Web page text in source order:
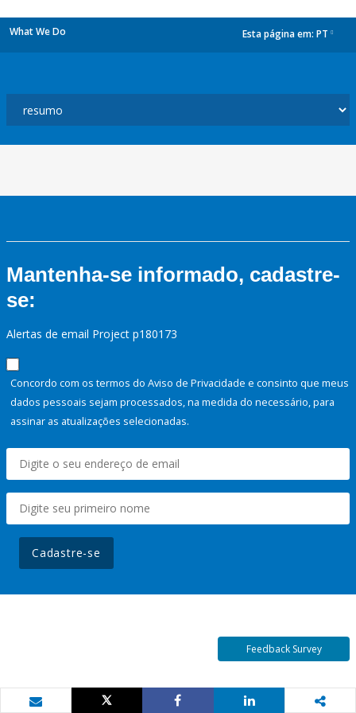
What We Do Esta página em: PT
Mantenha-se informado, cadastre-
se:
Alertas de email Project p180173
Concordo com os termos do Aviso de Privacidade e consinto que meus
dados pessoais sejam processados, na medida do necessário, para
assinar as atualizações selecionadas.
Cadastre-se
Feedback Survey